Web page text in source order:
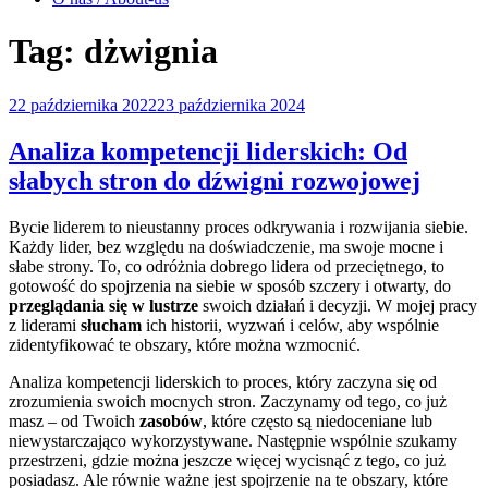
Tag: dżwignia
Opublikowane
22 października 202223 października 2024
Analiza kompetencji liderskich: Od
słabych stron do dźwigni rozwojowej
Bycie liderem to nieustanny proces odkrywania i rozwijania siebie.
Każdy lider, bez względu na doświadczenie, ma swoje mocne i
słabe strony. To, co odróżnia dobrego lidera od przeciętnego, to
gotowość do spojrzenia na siebie w sposób szczery i otwarty, do
przeglądania się w lustrze swoich działań i decyzji. W mojej pracy
z liderami słucham ich historii, wyzwań i celów, aby wspólnie
zidentyfikować te obszary, które można wzmocnić.
Analiza kompetencji liderskich to proces, który zaczyna się od
zrozumienia swoich mocnych stron. Zaczynamy od tego, co już
masz – od Twoich zasobów, które często są niedoceniane lub
niewystarczająco wykorzystywane. Następnie wspólnie szukamy
przestrzeni, gdzie można jeszcze więcej wycisnąć z tego, co już
posiadasz. Ale równie ważne jest spojrzenie na te obszary, które